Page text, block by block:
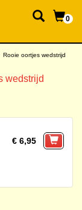
0
Rooie oortjes wedstrijd
wedstrijd
€ 6,95